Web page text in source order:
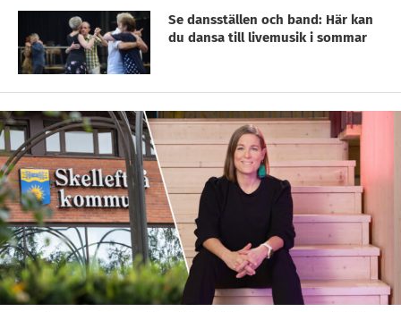
Se dansställen och band: Här kan
du dansa till livemusik i sommar